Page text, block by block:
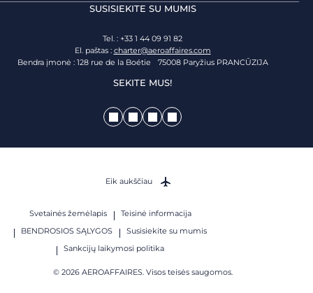
SUSISIEKITE SU MUMIS
Tel. : +33 1 44 09 91 82
El. paštas : charter@aeroaffaires.com
Bendra įmonė : 128 rue de la Boétie 75008 Paryžius PRANCŪZIJA
SEKITE MUS!
Svetainės žemėlapis
Teisinė informacija
BENDROSIOS SĄLYGOS
Susisiekite su mumis
Sankcijų laikymosi politika
© 2026 AEROAFFAIRES. Visos teisės saugomos.
Eik aukščiau